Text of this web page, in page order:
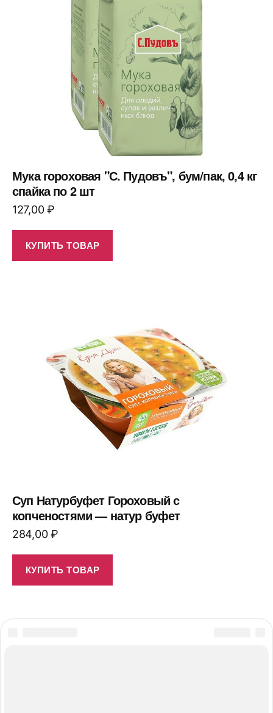
Мука гороховая "С. Пудовъ", бум/пак, 0,4 кг
спайка по 2 шт
127,00₽
КУПИТЬ ТОВАР
Суп Натурбуфет Гороховый с
копченостями — натур буфет
284,00₽
КУПИТЬ ТОВАР